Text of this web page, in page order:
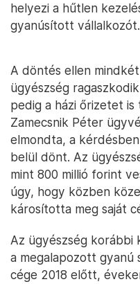
helyezi a hűtlen
gyanúsított vállalkozót.
A döntés ellen
ügyészség
pedig a házi őrizetet is
Zamecsnik Péter
elmondta, a
belül dönt. Az
mint 800 millió forint
úgy, hogy közben
károsította meg saját
Az ügyészség korábbi
a megalapozott
cége 2018 előtt,